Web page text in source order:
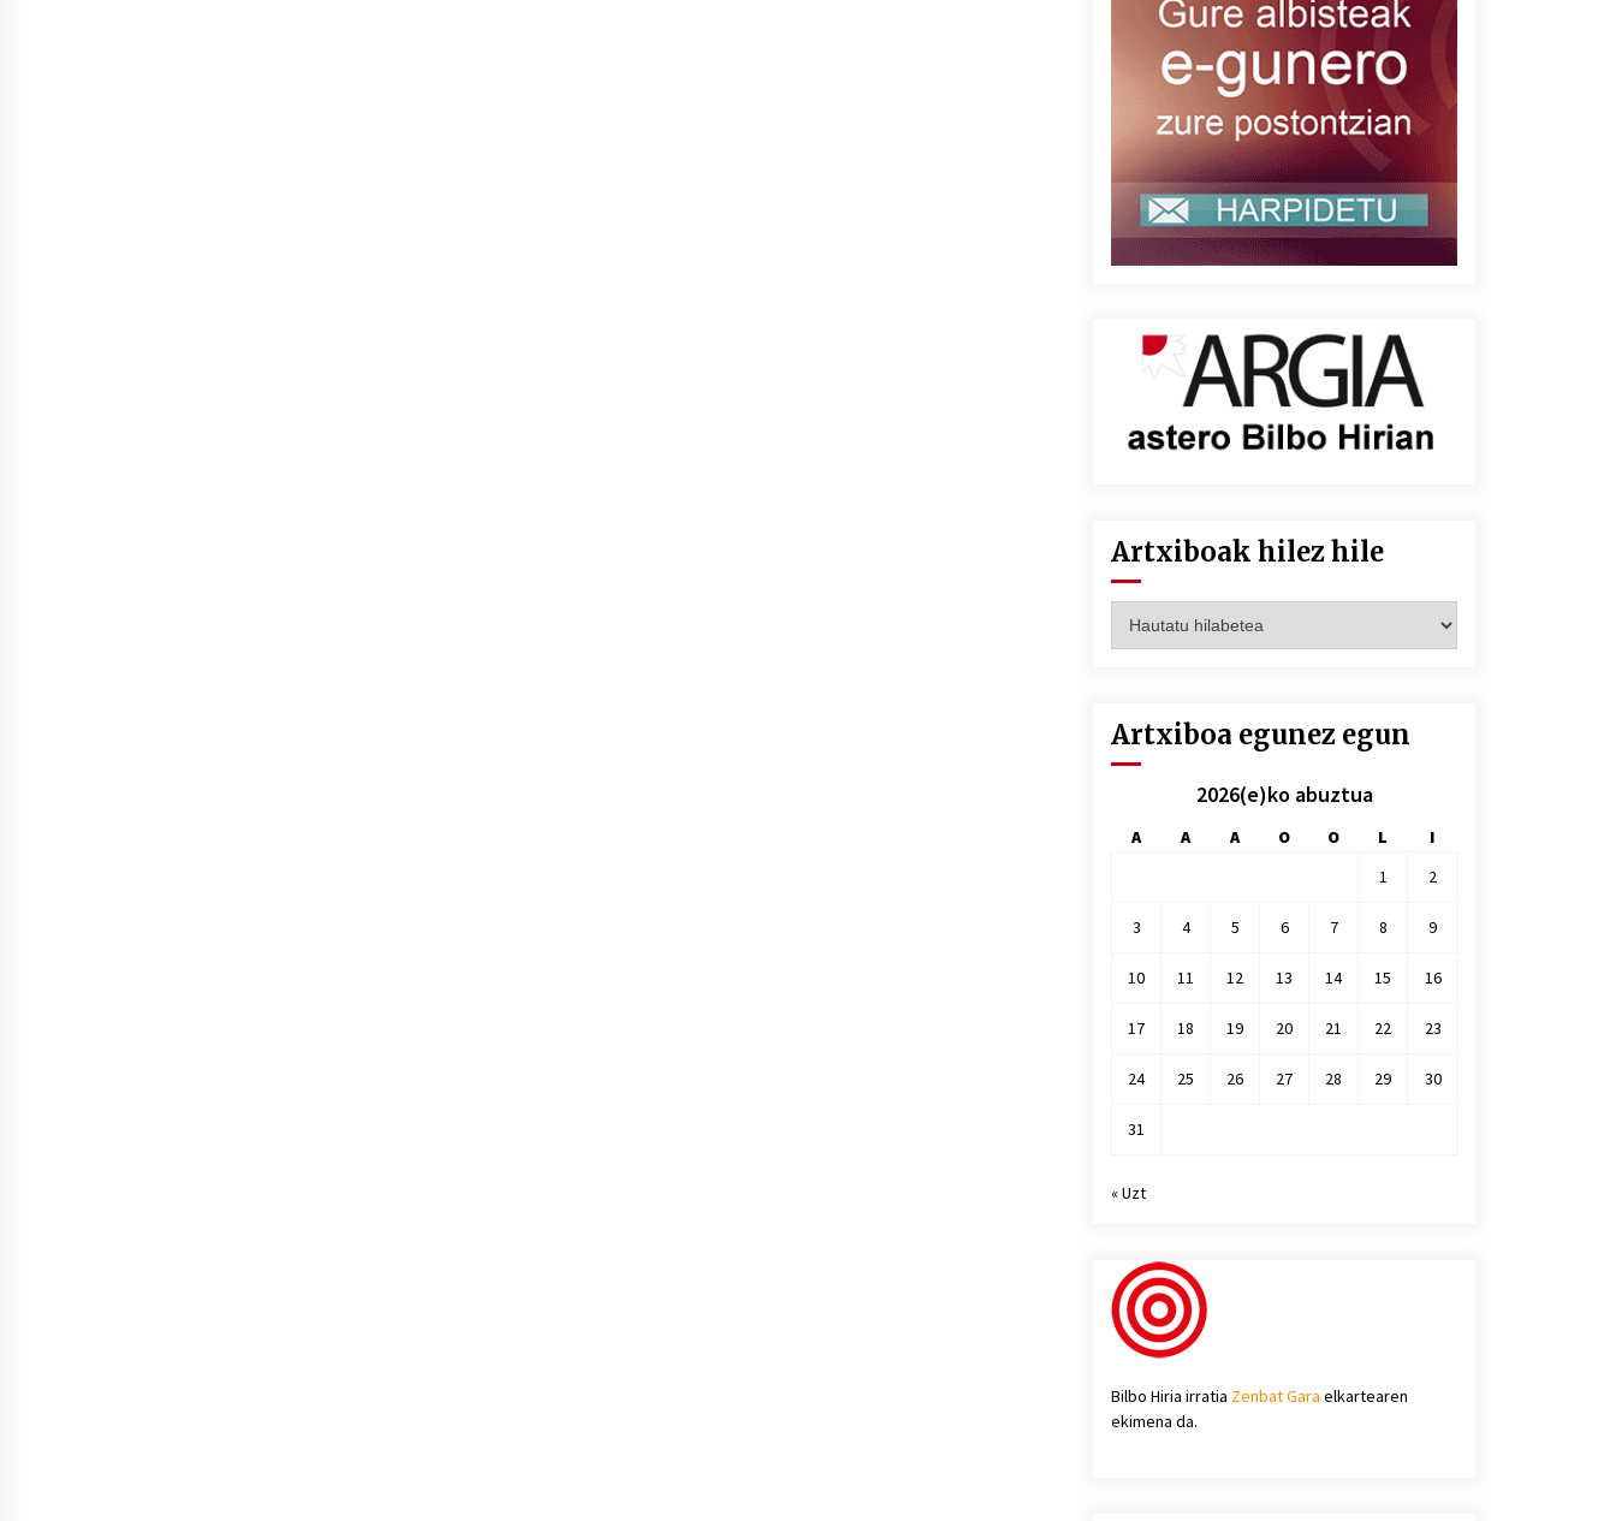
Artxiboak hilez hile
hilez
Artxiboa egunez egun
2026(e)ko abuztua
A A A O O L
I
1
2
3 4 5 6 7 8 9
10 11 12 13 14 15 16
17 18 19 20 21 22 23
24 25 26 27 28 29 30
31
« Uzt
Bilbo Hiria irratia Zenbat Gara elkartearen
ekimena da.